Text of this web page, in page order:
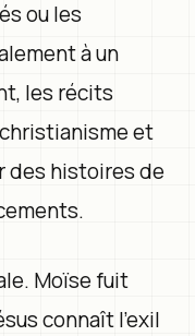
ou les
à un
les récits
et
des histoires de
Moïse fuit
connaît l'exil